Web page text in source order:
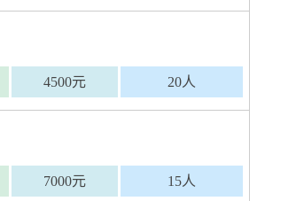
4500元 20人
7000元 15人